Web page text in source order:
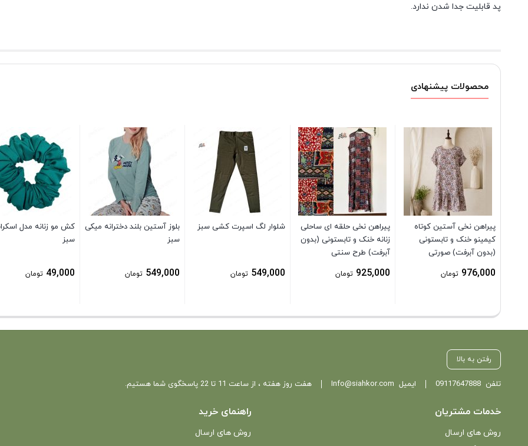
پد قابلیت جدا شدن ندارد.
محصولات پیشنهادی
پیراهن نخی آستین کوتاه
کیمینو خنک و تابستونی
(بدون آبرفت) صورتی
976,000 تومان
پیراهن نخی حلقه ای ساحلی
زنانه خنک و تابستونی (بدون
آبرفت) طرح سنتی
925,000 تومان
شلوار لگ اسپرت کشی سبز
549,000 تومان
بلوز آستین بلند دخترانه میکی
سبز
549,000 تومان
کش مو زنانه مدل
سبز
49,000 تومان
رفتن به بالا
تلفن09117647888 ایمیل Info@siahkor.com هفت روز هفته ، از ساعت 11 تا 22 پاسخگوی شما هستیم.
خدمات مشتریان
روش های ارسال
راهنمای خرید
روش های ارسال